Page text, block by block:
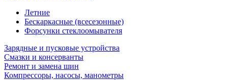
Летние
Бескаркасные (всесезонные)
Форсунки стеклоомывателя
Зарядные и пусковые устройства
Смазки и консерванты
Ремонт и замена шин
Компрессоры, насосы, манометры